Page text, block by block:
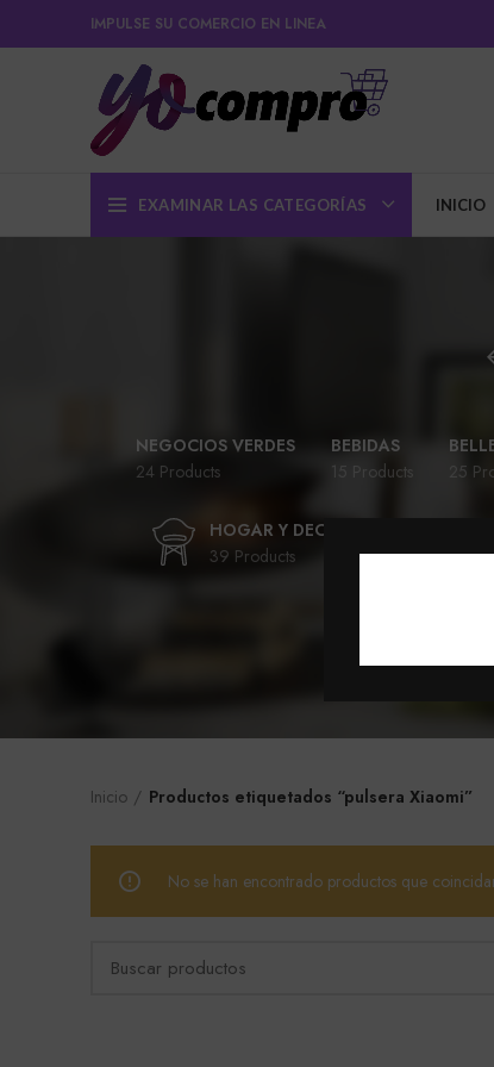
IMPULSE SU COMERCIO EN LINEA
EXAMINAR LAS CATEGORÍAS INICIO
NEGOCIOS VERDES
24 Products
BEBIDAS
15 Products
25
HOGAR Y DECORACIÓN
39 Products
Inicio Productos etiquetados “pulsera Xiaomi”
No se han encontrado productos que